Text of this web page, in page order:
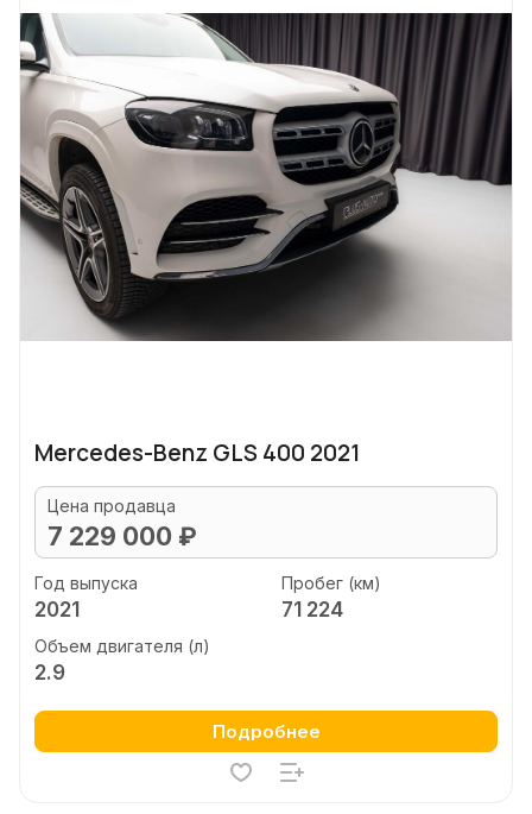
Mercedes-Benz GLS 400 2021
Цена продавца
7 229 000 ₽
Год выпуска
2021
Пробег (км)
71 224
Объем двигателя (л)
2.9
Подробнее